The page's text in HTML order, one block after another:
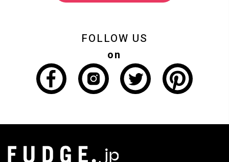
FOLLOW US
on